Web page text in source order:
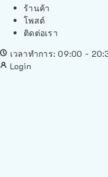
ร้านค้า
โพสต์
ติดต่อเรา
เวลาทำการ: 09:00 -
Login